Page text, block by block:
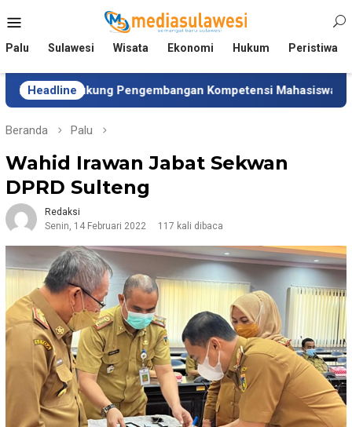
ke
Mobile
Palu Sulawesi Wisata Ekonomi Hukum Peristiwa
Headline
Dukung Pengembangan Kompetensi Mahasiswa Tim
Beranda Palu
Wahid Irawan Jabat Sekwan
DPRD Sulteng
Redaksi
Senin, 14 Februari 2022
117 kali dibaca